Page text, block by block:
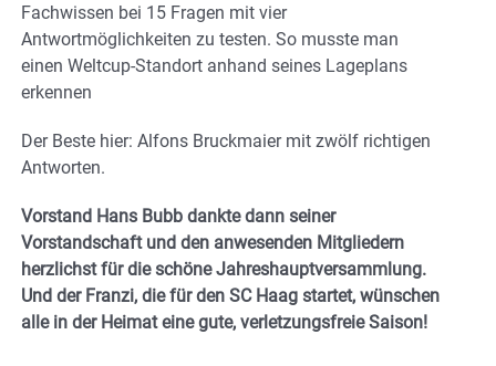
Fachwissen bei 15 Fragen mit vier
Antwortmöglichkeiten zu testen. So musste man
einen Weltcup-Standort anhand seines Lageplans
erkennen
Der Beste hier: Alfons Bruckmaier mit zwölf richtigen
Antworten.
Vorstand Hans Bubb dankte dann seiner
Vorstandschaft und den anwesenden Mitgliedern
herzlichst für die schöne Jahreshauptversammlung.
Und der Franzi, die für den SC Haag startet, wünschen
alle in der Heimat eine gute, verletzungsfreie Saison!